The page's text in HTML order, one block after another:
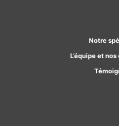
Notre
L’équipe et